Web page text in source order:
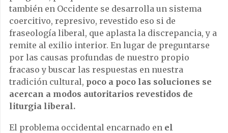
también en Occidente se desarrolla un sistema
coercitivo, represivo, revestido eso si de
fraseología liberal, que aplasta la discrepancia, y a
remite al exilio interior. En lugar de preguntarse
por las causas profundas de nuestro propio
fracaso y buscar las respuestas en nuestra
tradición cultural, poco a poco las soluciones se
acercan a modos autoritarios revestidos de
liturgia liberal.
El problema occidental encarnado en el